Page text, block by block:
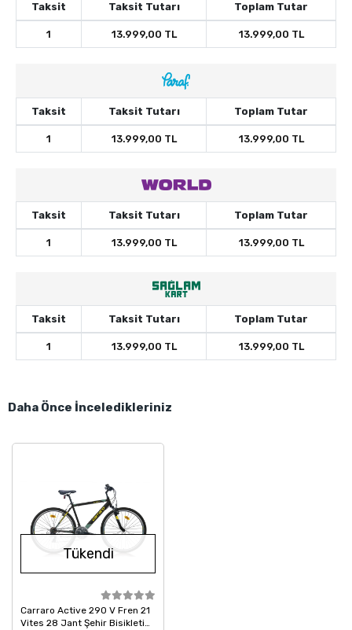
Taksit Taksit Tutarı Toplam Tutar
1 13.999,00 TL 13.999,00 TL
Taksit Taksit Tutarı Toplam Tutar
1 13.999,00 TL 13.999,00 TL
Taksit Taksit Tutarı Toplam Tutar
1 13.999,00 TL 13.999,00 TL
Taksit Taksit Tutarı Toplam Tutar
1 13.999,00 TL 13.999,00 TL
Daha Önce İnceledikleriniz
Tükendi
Carraro Active 290 V Fren 21
Vites 28 Jant Şehir Bisikleti